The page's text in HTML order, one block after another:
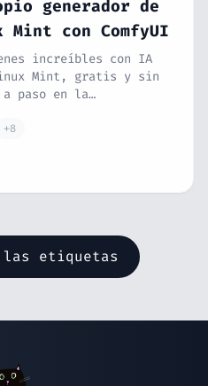
generador de
con ComfyUI
increíbles con IA
Mint, gratis y sin
a paso en la
para que tú solo
AMD (ROCm).
+8
las etiquetas